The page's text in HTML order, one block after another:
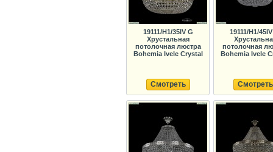
19111/H1/35IV G
Хрустальная
потолочная люстра
Bohemia Ivele Crystal
Смотреть
19111/H1/
потолочная
Bohemia Ivele
Смотреть